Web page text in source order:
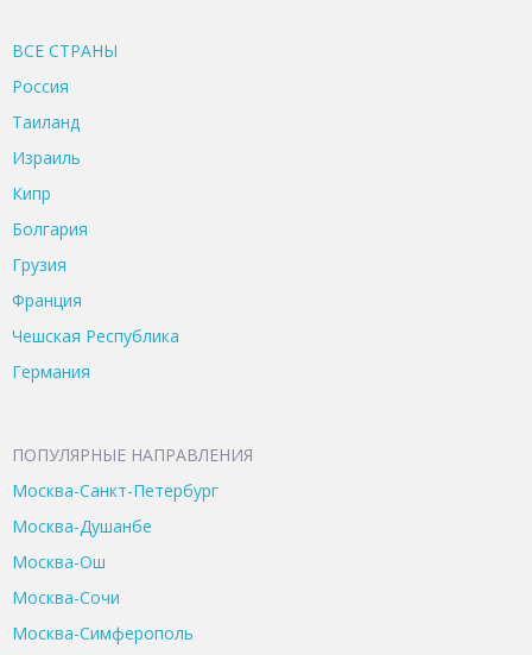
ВСЕ CТРАНЫ
Россия
Таиланд
Израиль
Кипр
Болгария
Грузия
Франция
Чешская Республика
Германия
ПОПУЛЯРНЫЕ НАПРАВЛЕНИЯ
Москва-Санкт-Петербург
Москва-Душанбе
Москва-Ош
Москва-Сочи
Москва-Симферополь